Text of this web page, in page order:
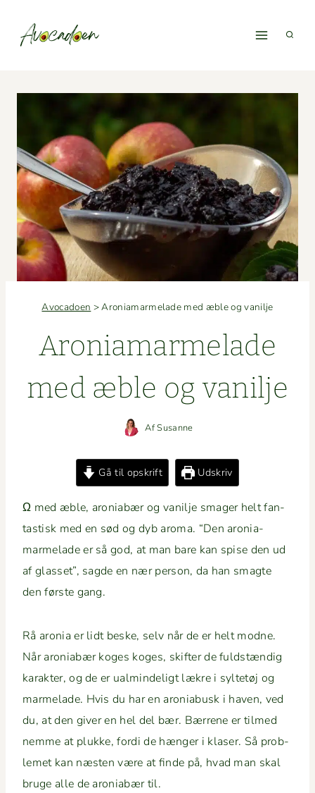
Avocadoen >Aroniamarmelade med æble og vanilje
Aro­nia­marme­lade
med æble og vanilje
AfSusanne
Gå til opskrift Udskriv
Ω med æble, aro­ni­abær og vanil­je smager helt fan­
tastisk med en sød og dyb aro­ma. “Den aro­nia­
marme­lade er så god, at man bare kan spise den ud
af glas­set”, sagde en nær per­son, da han smagte
den første gang.
Rå aro­nia er lidt beske, selv når de er helt modne.
Når aro­ni­abær koges koges, skifter de fuld­stændig
karak­ter, og de er ual­min­deligt lækre i syl­tetøj og
marme­lade. Hvis du har en aro­ni­abusk i haven, ved
du, at den giv­er en hel del bær. Bær­rene er tilmed
nemme at plukke, for­di de hænger i klaser. Så prob­
lemet kan næsten være at finde på, hvad man skal
bruge alle de aro­ni­abær til.